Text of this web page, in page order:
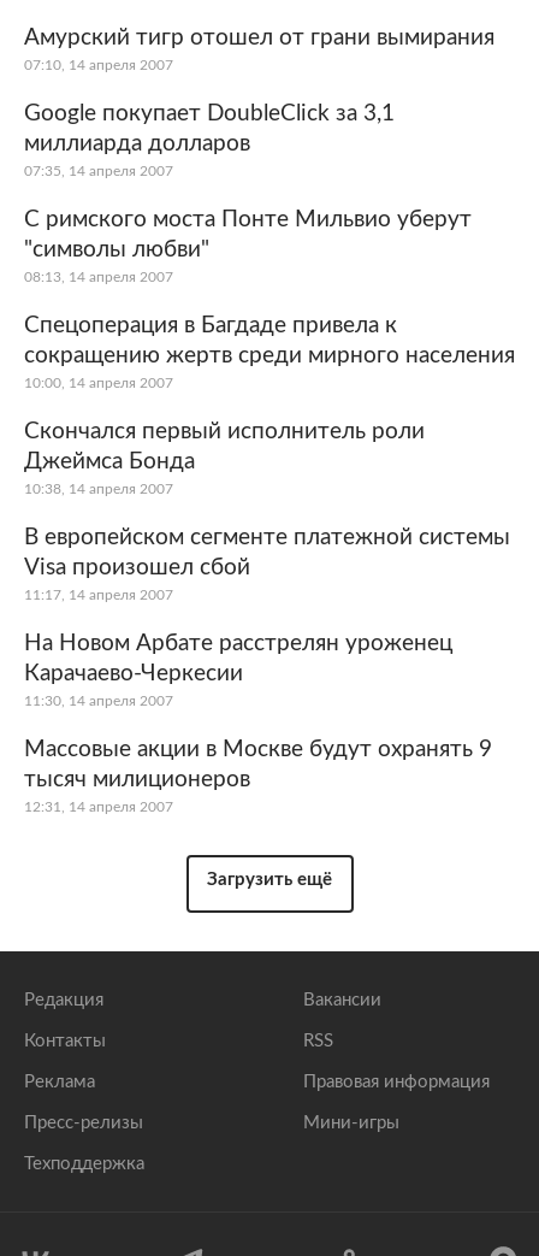
Амурский тигр отошел от грани вымирания
07:10, 14 апреля 2007
Google покупает DoubleClick за 3,1
миллиарда долларов
07:35, 14 апреля 2007
C римского моста Понте Мильвио уберут
"символы любви"
08:13, 14 апреля 2007
Спецоперация в Багдаде привела к
сокращению жертв среди мирного населения
10:00, 14 апреля 2007
Скончался первый исполнитель роли
Джеймса Бонда
10:38, 14 апреля 2007
В европейском сегменте платежной системы
Visa произошел сбой
11:17, 14 апреля 2007
На Новом Арбате расстрелян уроженец
Карачаево-Черкесии
11:30, 14 апреля 2007
Массовые акции в Москве будут охранять 9
тысяч милиционеров
12:31, 14 апреля 2007
Загрузить ещё
Редакция
Контакты
Реклама
Пресс-релизы
Техподдержка
Вакансии
RSS
Правовая информация
Мини-игры